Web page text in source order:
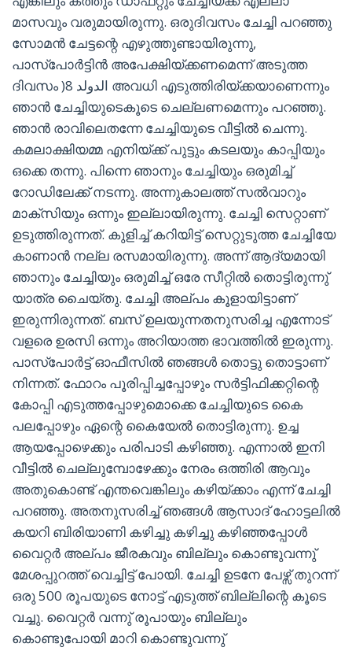
മാസവും വരുമായിരുന്നു. ഒരുദിവസം ചേച്ചി പറഞ്ഞു
സോമൻ ചേട്ടന്റെ എഴുത്തുണ്ടായിരുന്നു,
പാസ്പോർട്ടിൻ അപേക്ഷിയ്ക്കണമെന്ന് അടുത്ത
ദിവസം )8 الدولد അവധി എടുത്തിരിയ്ക്കയാണെന്നും
ഞാൻ ചേച്ചിയുടെകൂടെ ചെല്ലണമെന്നും പറഞ്ഞു.
ഞാൻ രാവിലെതന്നേ ചേച്ചിയുടെ വീട്ടിൽ ചെന്നു.
കമലാക്ഷിയമ്മ എനിയ്ക്ക് പുട്ടും കടലയും കാപ്പിയും
ഒക്കെ തന്നു. പിന്നെ ഞാനും ചേച്ചിയും ഒരുമിച്ച്
റോഡിലേക്ക് നടന്നു. അന്നുകാലത്ത് സൽവാറും
മാക്സിയും ഒന്നും ഇല്ലായിരുന്നു. ചേച്ചി സെറ്റാണ്
ഉടുത്തിരുന്നത്. കുളിച്ച് കറിയിട്ട് സെറ്റുടുത്ത ചേച്ചിയേ
കാണാൻ നല്ല രസമായിരുന്നു. അന്ന് ആദ്യമായി
ഞാനും ചേച്ചിയും ഒരുമിച്ച് ഒരേ സീറ്റിൽ തൊട്ടിരുന്നു്
യാത്ര ചൈയ്തു. ചേച്ചി അല്പം കൂളായിട്ടാണ്
ഇരുന്നിരുന്നത്. ബസ് ഉലയുന്നതനുസരിച്ച എന്നോട്
വളരെ ഉരസി ഒന്നും അറിയാത്ത ഭാവത്തിൽ ഇരുന്നു.
പാസ്പോർട്ട് ഓഫീസിൽ ഞങ്ങൾ തൊട്ടു തൊട്ടാണ്
നിന്നത്. ഫോറം പൂരിപ്പിച്ചപ്പോഴും സർട്ടിഫിക്കറ്റിന്റെ
കോപ്പി എടുത്തപ്പോഴുമൊക്കെ ചേച്ചിയുടെ കൈ
പലപ്പോഴും ഏന്റെ കൈയേൽ തൊട്ടിരുന്നു. ഉച്ച
ആയപ്പോഴെക്കും പരിപാടി കഴിഞ്ഞു. എന്നാൽ ഇനി
വീട്ടിൽ ചെല്ലുമ്പോഴേക്കും നേരം ഒത്തിരി ആവും
അതുകൊണ്ട് എന്തവെങ്കിലും കഴിയ്ക്കാം എന്ന് ചേച്ചി
പറഞ്ഞു. അതനുസരിച്ച് ഞങ്ങൾ ആസാദ് ഹോട്ടലിൽ
കയറി ബിരിയാണി കഴിച്ചു കഴിച്ചു കഴിഞ്ഞപ്പോൾ
വൈറ്റർ അല്പം ജീരകവും ബില്ലും കൊണ്ടുവന്നു്
മേശപ്പുറത്ത് വെച്ചിട്ട് പോയി. ചേച്ചി ഉടനേ പേഴ്സ് തുറന്ന്
ഒരു 500 രൂപയുടെ നോട്ട് എടുത്ത് ബില്ലിന്റെ കൂടെ
വച്ചു. വൈറ്റർ വന്നു് രൂപായും ബില്ലും
കൊണ്ടുപോയി മാറി കൊണ്ടുവന്നു്